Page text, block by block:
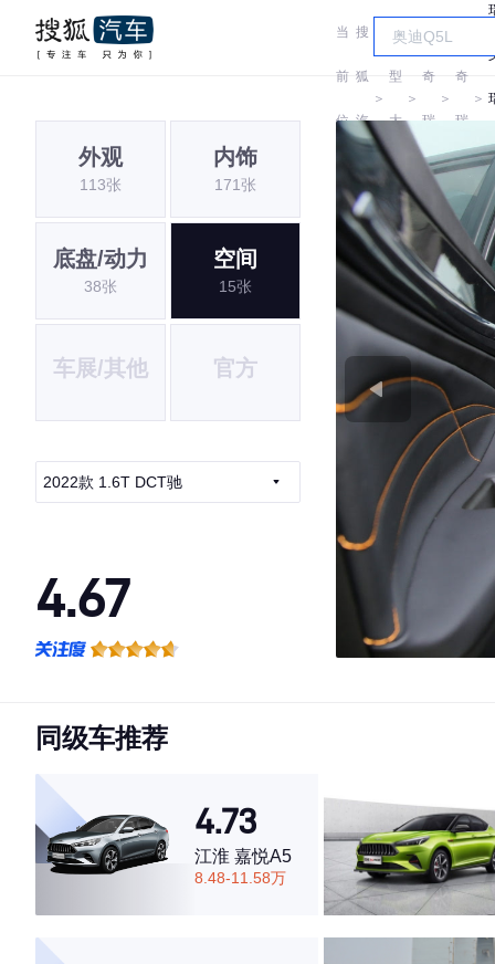
当
前
位
搜
狐
汽
车
＞
车
型
大
全
＞
奇
瑞
＞
奇
瑞
＞
5
外观
113张
内饰
171张
底盘/动力
38张
空间
15张
车展/其他 官方
2022款 1.6T DCT驰
4.67
·空间表现较为优秀，优于53%同级车
同级车推荐
4.73
江淮 嘉悦A5
8.48-11.58万